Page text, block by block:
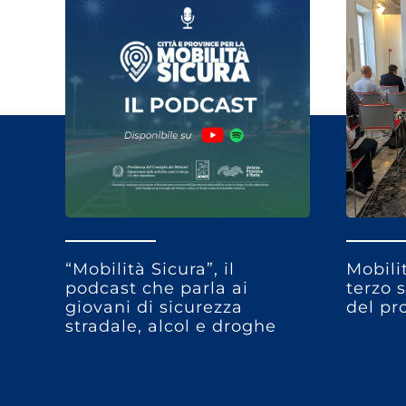
“Mobilità Sicura”, il
podcast che parla ai
giovani di sicurezza
stradale, alcol e droghe
terzo
del